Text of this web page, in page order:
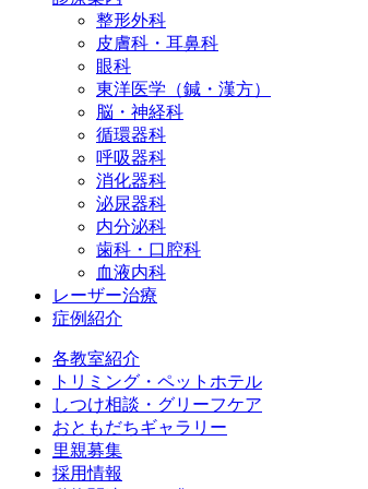
整形外科
皮膚科・耳鼻科
眼科
東洋医学（鍼・漢方）
脳・神経科
循環器科
呼吸器科
消化器科
泌尿器科
内分泌科
歯科・口腔科
血液内科
レーザー治療
症例紹介
各教室紹介
トリミング・ペットホテル
しつけ相談・グリーフケア
おともだちギャラリー
里親募集
採用情報